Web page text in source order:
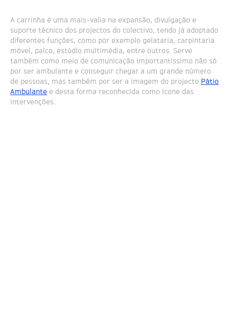
A carrinha é uma mais-valia na expansão, divulgação e
suporte técnico dos projectos do colectivo, tendo já adoptado
diferentes funções, como por exemplo gelataria, carpintaria
móvel, palco, estúdio multimédia, entre outros. Serve
também como meio de comunicação importantíssimo não só
por ser ambulante e conseguir chegar a um grande número
de pessoas, mas também por ser a imagem do projecto Pátio
Ambulante e desta forma reconhecida como ícone das
intervenções.